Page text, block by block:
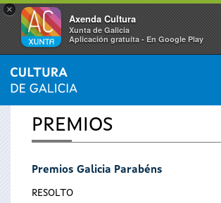
×
Axenda Cultura
Xunta de Galicia
Aplicación gratuíta - En Google Play
Vostede
está
aquí
INICIO
PREMIOS
Premios Galicia Parabéns
RESOLTO